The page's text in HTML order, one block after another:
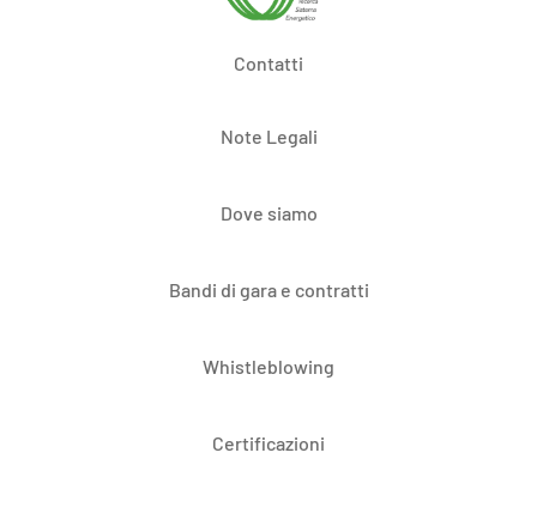
Contatti
Note Legali
Dove siamo
Bandi di gara e contratti
Whistleblowing
Certificazioni